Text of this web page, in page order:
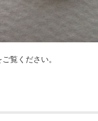
ご覧ください。